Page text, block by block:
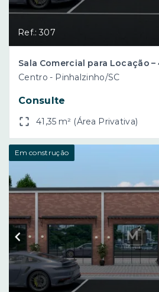
Ref.: 307
Centro - Pinhalzinho/SC
Consulte
41,35 m² (Área Privativa)
Em construção